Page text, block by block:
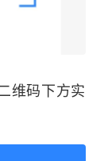
维码下方实